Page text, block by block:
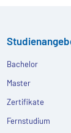
Bachelor
Master
Zertifikate
Fernstudium